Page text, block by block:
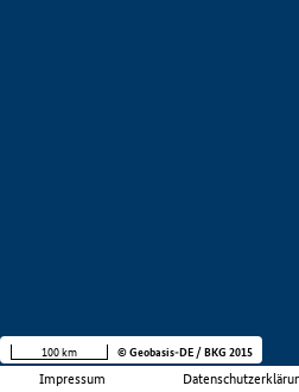
Impressum
100 km © Geobasis-DE / BKG 2015